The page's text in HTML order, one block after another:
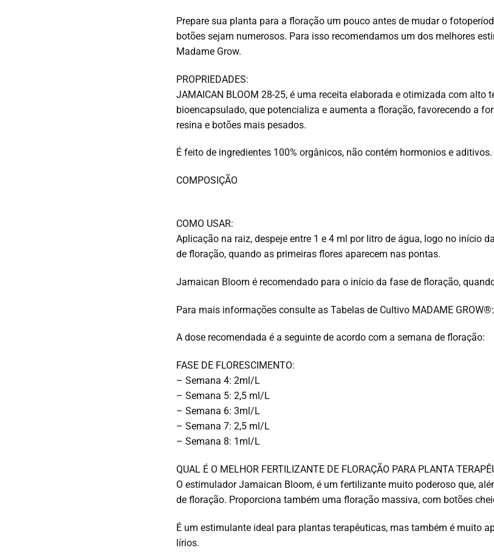
Prepare sua planta para a floração um pouco antes de mudar o
botões sejam numerosos. Para isso recomendamos um dos melhores
Madame Grow.
PROPRIEDADES:
JAMAICAN BLOOM 28-25, é uma receita elaborada e otimizada com
bioencapsulado, que potencializa e aumenta a floração, favorecendo a
resina e botões mais pesados.
É feito de ingredientes 100% orgânicos, não contém hormonios e aditivos.
COMPOSIÇÃO
COMO USAR:
Aplicação na raiz, despeje entre 1 e 4 ml por litro de água, logo no início
de floração, quando as primeiras flores aparecem nas pontas.
Jamaican Bloom é recomendado para o início da fase de floração,
Para mais informações consulte as Tabelas de Cultivo MADAME GROW®:
A dose recomendada é a seguinte de acordo com a semana de floração:
FASE DE FLORESCIMENTO:
– Semana 4: 2ml/L
– Semana 5: 2,5 ml/L
– Semana 6: 3ml/L
– Semana 7: 2,5 ml/L
– Semana 8: 1ml/L
QUAL É O MELHOR FERTILIZANTE DE FLORAÇÃO PARA PLANTA
O estimulador Jamaican Bloom, é um fertilizante muito poderoso que,
de floração. Proporciona também uma floração massiva, com botões
É um estimulante ideal para plantas terapêuticas, mas também é muito
lírios.